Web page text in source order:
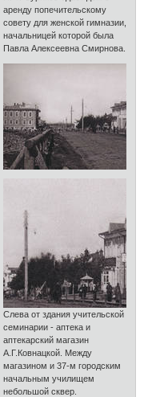
аренду попечительскому
совету для женской гимназии,
начальницей которой была
Павла Алексеевна Смирнова.
Слева от здания учительской
семинарии - аптека и
аптекарский магазин
А.Г.Ковнацкой. Между
магазином и 37-м городским
начальным училищем
небольшой сквер.